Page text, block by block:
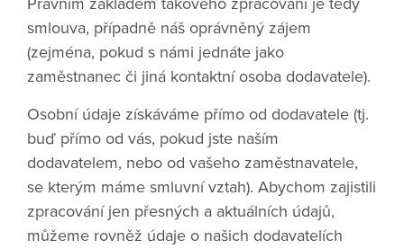
smlouva, případně náš oprávněný zájem
(zejména, pokud s námi jednáte jako
zaměstnanec či jiná kontaktní osoba dodavatele).
Osobní údaje získáváme přímo od dodavatele (tj.
buď přímo od vás, pokud jste naším
dodavatelem, nebo od vašeho zaměstnavatele,
se kterým máme smluvní vztah). Abychom zajistili
zpracování jen přesných a aktuálních údajů,
můžeme rovněž údaje o našich dodavatelích